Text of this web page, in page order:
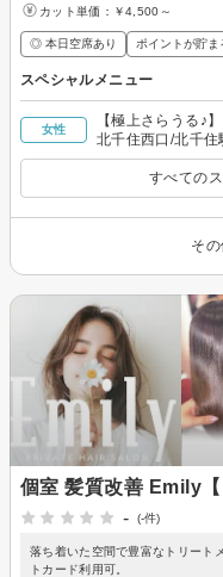
カット単価： ￥4,500～
◎ 本日空席あり ポイントが貯ま
スペシャルメニュー
女性
【極上さらうる♪
北千住西口/北千住
すべての
そ
個室 髪質改善 Emily【
-
(-件)
落ち着いた空間で豊富なトリート
トカード利用可。